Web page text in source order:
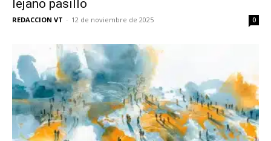
lejano pasillo
REDACCION VT - 12 de noviembre de 2025 0